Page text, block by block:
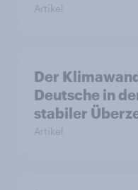
Artikel
Der
Deutsche in
stabiler
Artikel